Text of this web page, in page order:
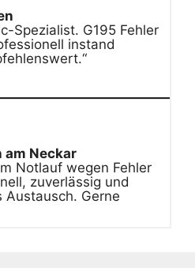
Spezialist. G195 Fehler
instand
am Neckar
Notlauf wegen Fehler
zuverlässig und
Gerne